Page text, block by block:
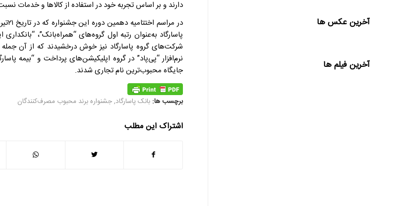
دارند و بر اساس تجربه خود در استفاده از کالاها و خدمات
پاسارگاد به‌عنوان رتبه اول گروه‌های “همراه‌بانک”،
شرکت‌های گروه پاسارگاد نیز خوش درخشیدند که از آن
نرم‌افزار “پی‌پاد” در گروه اپلیکیشن‌های پرداخت و “بیمه
جایگاه محبوب‌ترین نام تجاری شدند.
برچسب ها: بانک پاسارگاد,جشنواره برند محبوب مصرف‌کنندگان
اشتراک این مطلب
آخرین عکس ها
آخرین فیلم ها